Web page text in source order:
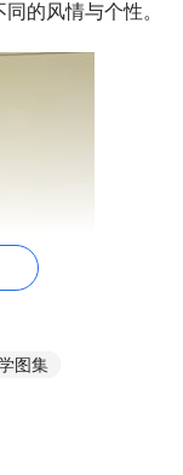
的风情与个性。
图集